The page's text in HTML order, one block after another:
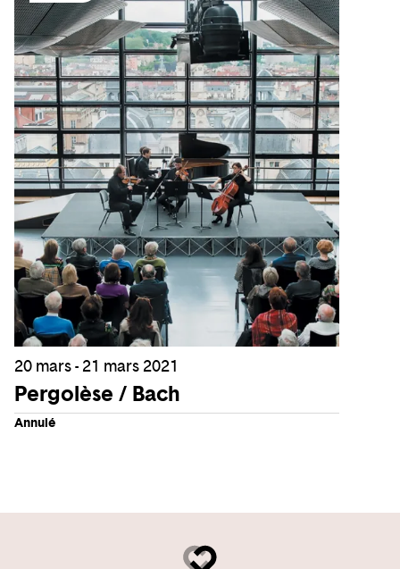
20 mars - 21 mars 2021
Pergolèse / Bach
Annulé